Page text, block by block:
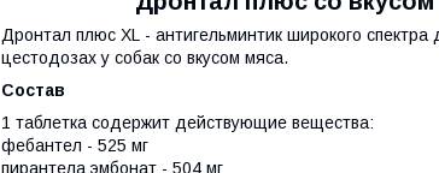
Дронтал плюс XL - антигельминтик широкого
цестодозах у собак со вкусом мяса.
Состав
1 таблетка содержит действующие вещества:
фебантел - 525 мг
пирантела эмбонат - 504 мг